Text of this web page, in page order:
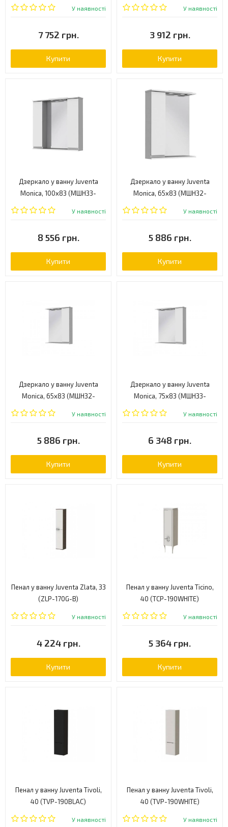
87WHITE)
У наявності
7 752 грн.
Купити
(СНШНЗ-85G-B)
У наявності
3 912 грн.
Купити
Дзеркало у ванну Juventa
Monica, 100x83 (МШНЗ3-
100WHITE)
У наявності
8 556 грн.
Купити
Дзеркало у ванну Juventa
Monica, 65x83 (МШНЗ2-
65WHITEL)
У наявності
5 886 грн.
Купити
Дзеркало у ванну Juventa
Monica, 65x83 (МШНЗ2-
65WHITER)
У наявності
5 886 грн.
Купити
Дзеркало у ванну Juventa
Monica, 75x83 (МШНЗ3-
75WHITE)
У наявності
6 348 грн.
Купити
Пенал у ванну Juventa Zlata, 33
(ZLP-170G-B)
У наявності
4 224 грн.
Купити
Пенал у ванну Juventa Ticino,
40 (TСP-190WHITE)
У наявності
5 364 грн.
Купити
Пенал у ванну Juventa Tivoli,
40 (TVP-190BLAC)
У наявності
Пенал у ванну Juventa Tivoli,
40 (TVP-190WHITE)
У наявності